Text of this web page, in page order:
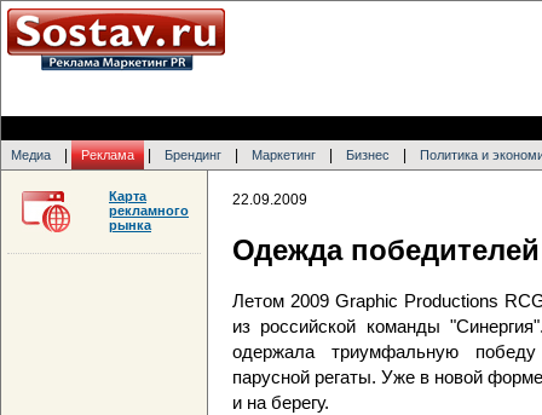
Медиа Реклама Брендинг Маркетинг Бизнес Политика и
22.09.2009
Одежда победителей
Летом 2009 Graphic Productions
из российской команды
одержала триумфальную
парусной регаты. Уже в новой
и на берегу.
Карта
рекламного
рынка